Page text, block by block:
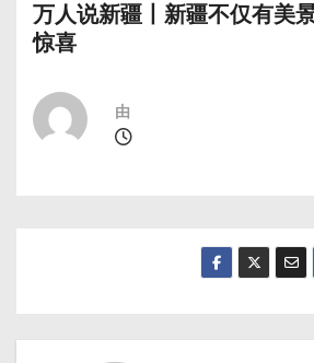
万人说新疆丨新疆不仅有美
惊喜
由